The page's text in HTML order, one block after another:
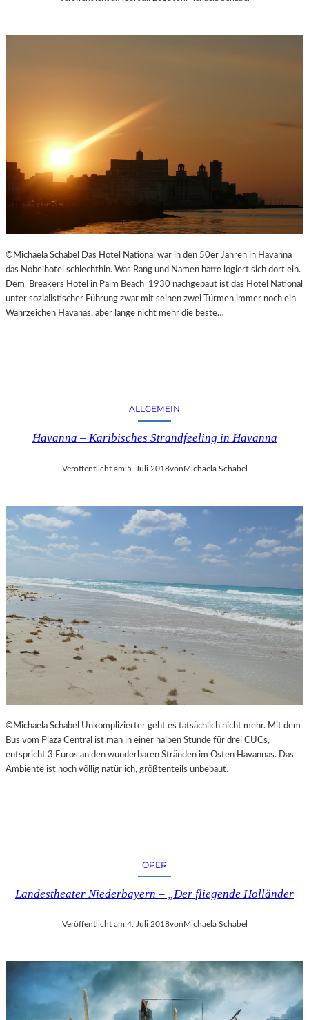
©Michaela Schabel Das Hotel National war in den 50er Jahren in Havanna
das Nobelhotel schlechthin. Was Rang und Namen hatte logiert sich dort ein.
Dem Breakers Hotel in Palm Beach 1930 nachgebaut ist das Hotel National
unter sozialistischer Führung zwar mit seinen zwei Türmen immer noch ein
Wahrzeichen Havanas, aber lange nicht mehr die beste…
ALLGEMEIN
Havanna – Karibisches Strandfeeling in Havanna
Veröffentlicht am:5. Juli 2018vonMichaela Schabel
©Michaela Schabel Unkomplizierter geht es tatsächlich nicht mehr. Mit dem
Bus vom Plaza Central ist man in einer halben Stunde für drei CUCs,
entspricht 3 Euros an den wunderbaren Stränden im Osten Havannas. Das
Ambiente ist noch völlig natürlich, größtenteils unbebaut.
OPER
Landestheater Niederbayern – „Der fliegende Holländer
Veröffentlicht am:4. Juli 2018vonMichaela Schabel